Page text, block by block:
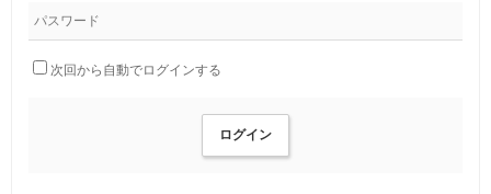
次回から自動でログインする